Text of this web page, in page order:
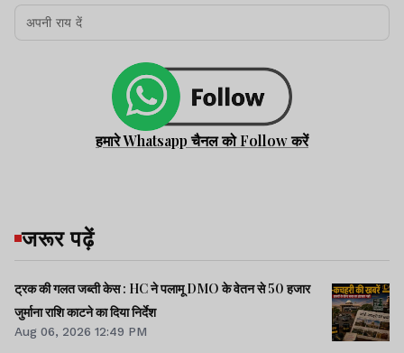
हमारे Whatsapp चैनल को Follow करें
जरूर पढ़ें
ट्रक की गलत जब्ती केस : HC ने पलामू DMO के वेतन से 50 हजार
जुर्माना राशि काटने का दिया निर्देश
Aug 06, 2026 12:49 PM